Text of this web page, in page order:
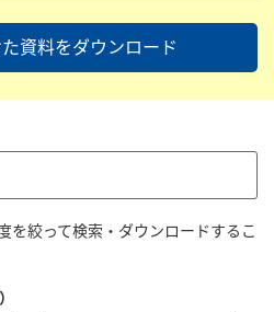
資料をダウンロード
を絞って検索・ダウンロードするこ